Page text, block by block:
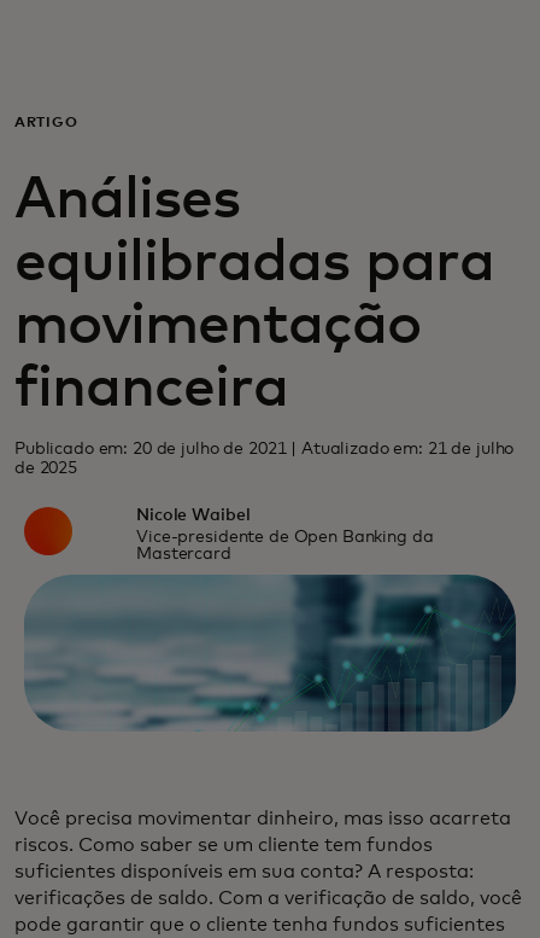
Para empresas
Para o mundo
Para inovadores
Notícias e tendências
ARTIGO
Análises
equilibradas para
movimentação
financeira
Publicado em: 20 de julho de 2021 | Atualizado em: 21 de julho
de 2025
Nicole Waibel
Vice-presidente de Open Banking da
Mastercard
Você precisa movimentar dinheiro, mas isso acarreta
riscos. Como saber se um cliente tem fundos
suficientes disponíveis em sua conta? A resposta:
verificações de saldo. Com a verificação de saldo, você
pode garantir que o cliente tenha fundos suficientes